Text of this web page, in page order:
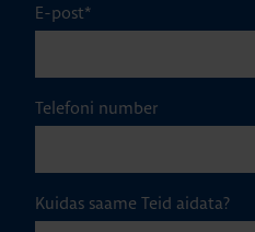
E-post*
Telefoni number
Kuidas saame Teid aidata?